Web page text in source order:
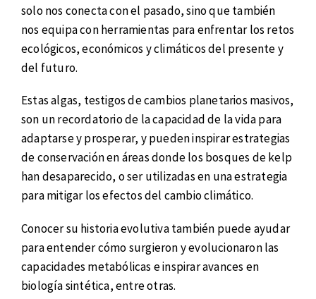
solo nos conecta con el pasado, sino que también
nos equipa con herramientas para enfrentar los retos
ecológicos, económicos y climáticos del presente y
del futuro.
Estas algas, testigos de cambios planetarios masivos,
son un recordatorio de la capacidad de la vida para
adaptarse y prosperar, y pueden inspirar estrategias
de conservación en áreas donde los bosques de kelp
han desaparecido, o ser utilizadas en una estrategia
para mitigar los efectos del cambio climático.
Conocer su historia evolutiva también puede ayudar
para entender cómo surgieron y evolucionaron las
capacidades metabólicas e inspirar avances en
biología sintética, entre otras.